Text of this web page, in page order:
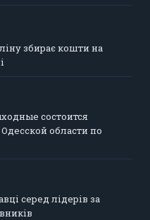
збирає кошти на
состоится
области по
серед лідерів за